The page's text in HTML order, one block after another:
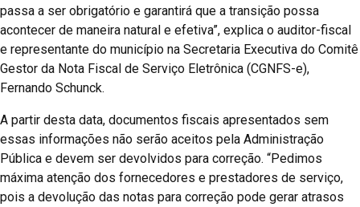
passa a ser obrigatório e garantirá que a transição possa
acontecer de maneira natural e efetiva”, explica o auditor-fiscal
e representante do município na Secretaria Executiva do Comitê
Gestor da Nota Fiscal de Serviço Eletrônica (CGNFS-e),
Fernando Schunck.
A partir desta data, documentos fiscais apresentados sem
essas informações não serão aceitos pela Administração
Pública e devem ser devolvidos para correção. “Pedimos
máxima atenção dos fornecedores e prestadores de serviço,
pois a devolução das notas para correção pode gerar atrasos